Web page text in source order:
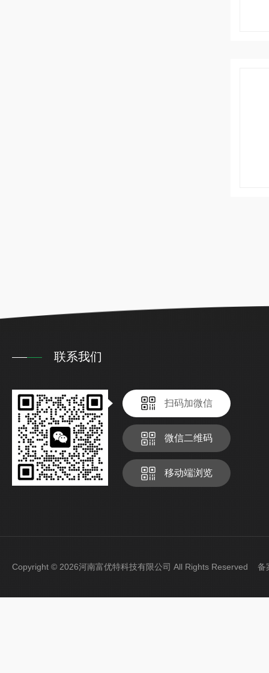
联系我们
扫码加微信
微信二维码
移动端浏览
Copyright © 2026河南富优特科技有限公司 All Rights Reserved 备